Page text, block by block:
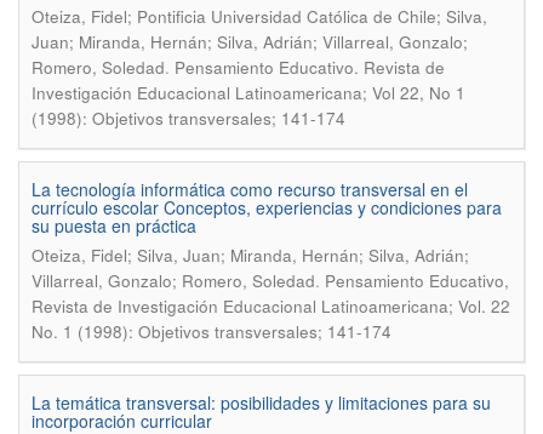
Oteiza, Fidel; Pontificia Universidad Católica de Chile; Silva,
Juan; Miranda, Hernán; Silva, Adrián; Villarreal, Gonzalo;
Romero, Soledad. Pensamiento Educativo. Revista de
Investigación Educacional Latinoamericana; Vol 22, No 1
(1998): Objetivos transversales; 141-174
La tecnología informática como recurso transversal en el
currículo escolar Conceptos, experiencias y condiciones para
su puesta en práctica
Oteiza, Fidel; Silva, Juan; Miranda, Hernán; Silva, Adrián;
Villarreal, Gonzalo; Romero, Soledad. Pensamiento Educativo,
Revista de Investigación Educacional Latinoamericana; Vol. 22
No. 1 (1998): Objetivos transversales; 141-174
La temática transversal: posibilidades y limitaciones para su
incorporación curricular